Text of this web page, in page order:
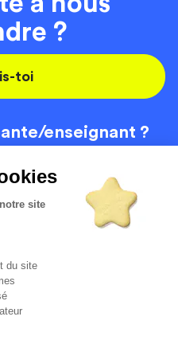
site
du site
?
toi
enseignant ?
Contact
publiés)